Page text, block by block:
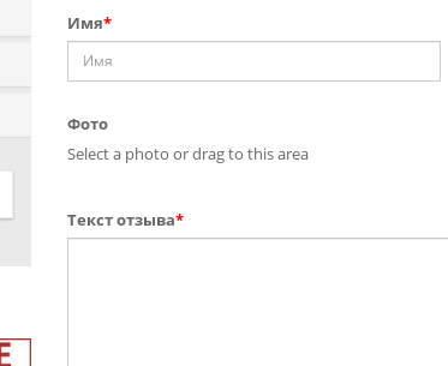
Имя*
Фото
Select a photo or drag to this area
Текст отзыва*